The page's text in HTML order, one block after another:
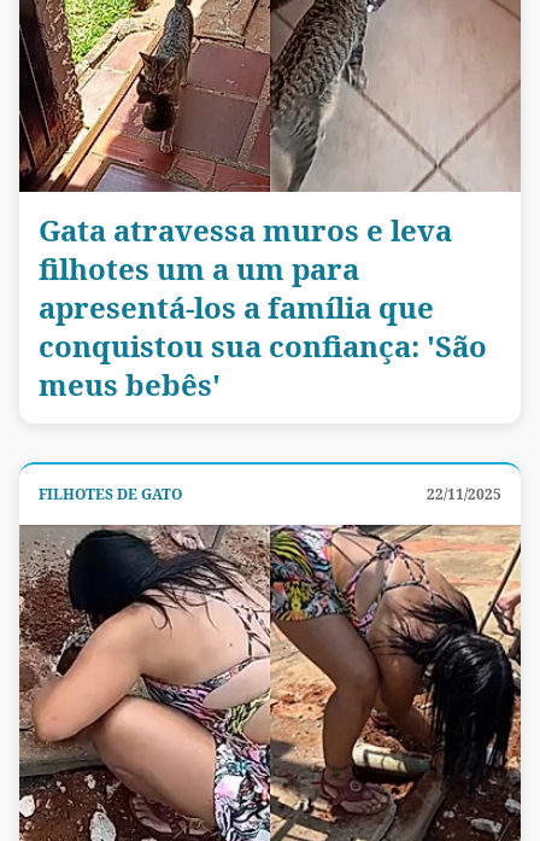
Gata atravessa muros e leva
filhotes um a um para
apresentá-los a família que
conquistou sua confiança: 'São
meus bebês'
FILHOTES DE GATO 22/11/2025